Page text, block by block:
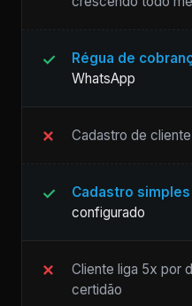
Régua de
WhatsApp
Cadastro de
Cadastro simples
configurado
Cliente liga 5x por
certidão